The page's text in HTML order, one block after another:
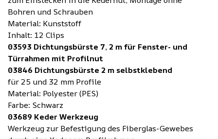
Bohren und Schrauben
Material: Kunststoff
Inhalt: 12 Clips
03593 Dichtungsbürste 7, 2 m für Fenster- und
Türrahmen mit Profilnut
03846 Dichtungsbürste 2 m selbstklebend
für 25 und 32 mm Profile
Material: Polyester (PES)
Farbe: Schwarz
03689 Keder Werkzeug
Werkzeug zur Befestigung des Fiberglas-Gewebes